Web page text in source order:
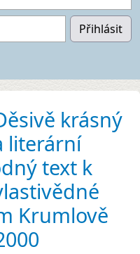
Přihlásit
krásný
literární
text k
Krumlově